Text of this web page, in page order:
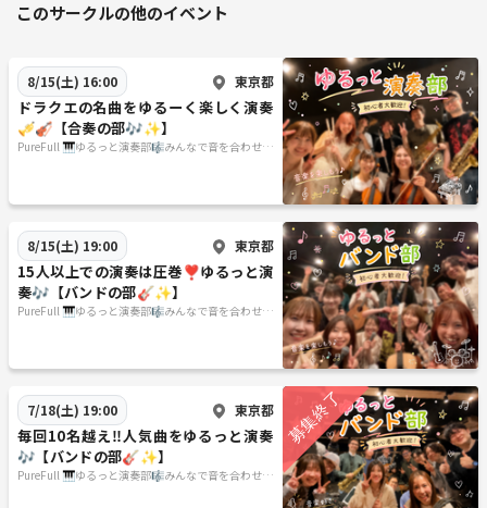
このサークルの他のイベント
8/15(土) 16:00 東京都
ドラクエの名曲をゆるーく楽しく演奏
🎺🎻【合奏の部🎶✨】
PureFull 🎹ゆるっと演奏部🎼みんなで音を合わせる
8/15(土) 19:00 東京都
15人以上での演奏は圧巻❣️ゆるっと演
奏🎶【バンドの部🎸✨️】
PureFull 🎹ゆるっと演奏部🎼みんなで音を合わせる
7/18(土) 19:00 東京都
毎回10名越え‼️人気曲をゆるっと演奏
🎶【バンドの部🎸✨️】
PureFull 🎹ゆるっと演奏部🎼みんなで音を合わせる